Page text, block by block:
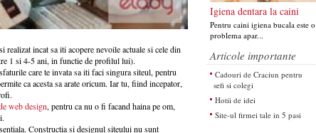
realizat incat sa iti acopere nevoile actuale si cele din
1 si 4-5 ani, in functie de profilul lui).
care te invata sa iti faci singura siteul, pentru
ca acesta sa arate oricum. Iar tu, fiind incepator,
web design, pentru ca nu o fi facand haina pe om,
Constructia si designul siteului nu sunt
Igiena dentara la caini
Pentru caini igiena bucala este o
problema apar...
Articole importante
Cadouri de Craciun pentru
sefi si colegi
Hotii de idei
Site-ul firmei tale in 5 pasi